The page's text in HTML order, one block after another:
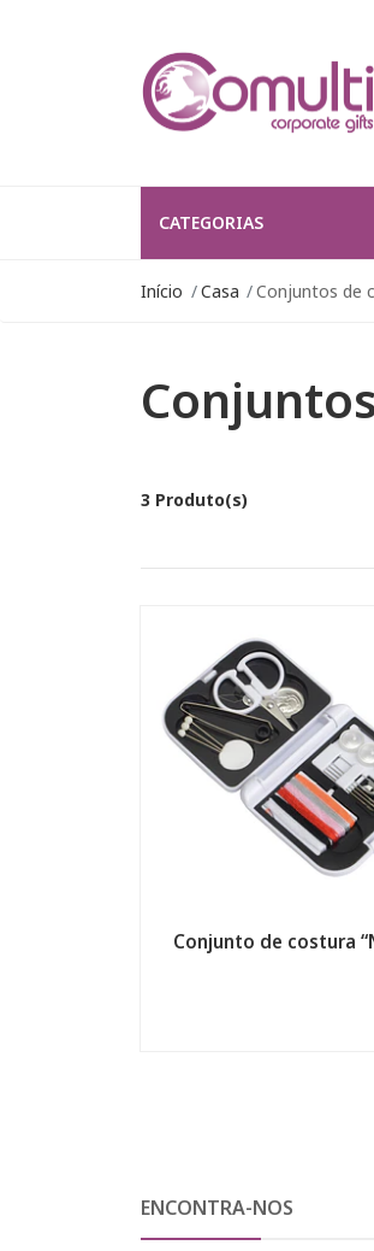
CATEGORIAS
Início Casa Conjuntos de
3 Produto(s)
Conjunto de costura
ENCONTRA-NOS